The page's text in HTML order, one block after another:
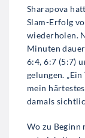
Sharapova
Slam-Erfolg
wiederholen.
Minuten
6:4, 6:7 (5:7)
gelungen.
mein
damals
Wo zu Beginn